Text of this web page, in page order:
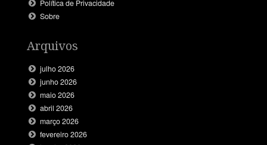
Política de Privacidade
Sobre
Arquivos
julho 2026
junho 2026
maio 2026
abril 2026
março 2026
fevereiro 2026